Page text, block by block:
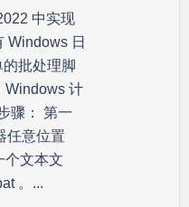
中实现
Windows 日
批处理脚
Windows 计
骤： 第一
任意位置
个文本文
。...